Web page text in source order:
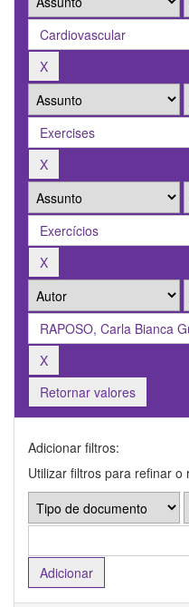
Retornar valores
Adicionar filtros:
Utilizar filtros para refinar o